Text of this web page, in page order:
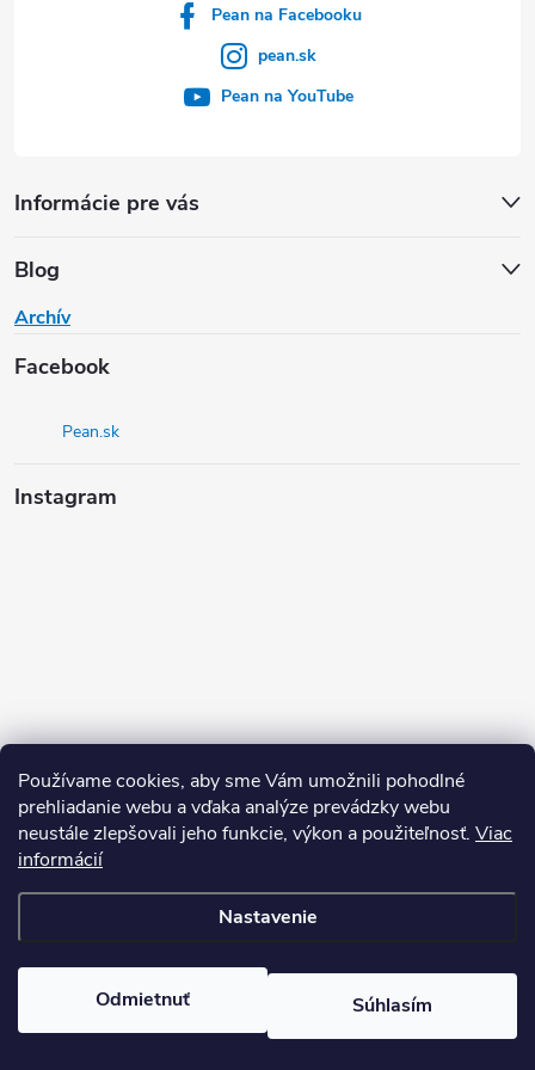
Používame cookies, aby sme Vám umožnili pohodlné
prehliadanie webu a vďaka analýze prevádzky webu
neustále zlepšovali jeho funkcie, výkon a použiteľnosť. Viac
informácií
Nastavenie
Odmietnuť Súhlasím
Informácie pre vás
Blog
Archív
Facebook
Pean.sk
Pean na Facebooku
pean.sk
Pean na YouTube
Instagram
Sledovať na Instagrame
. Všetky práva vyhradené.